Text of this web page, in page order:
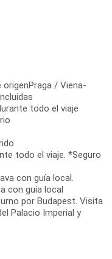
origenPraga / Viena-
todo el viaje
todo el viaje. *Seguro
con guía local.
con guía local
por Budapest. Visita
Palacio Imperial y